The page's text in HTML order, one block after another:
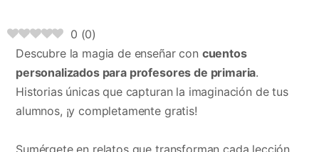
0 (0)
Descubre la magia de enseñar con cuentos
personalizados para profesores de primaria.
Historias únicas que capturan la imaginación de tus
alumnos, ¡y completamente gratis!